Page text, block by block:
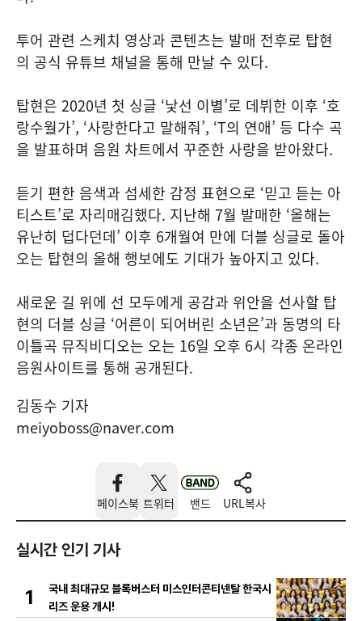
투어 관련 스케치 영상과 콘텐츠는 발매 전후로 탑현
의 공식 유튜브 채널을 통해 만날 수 있다.
탑현은 2020년 첫 싱글 ‘낯선 이별’로 데뷔한 이후 ‘호
랑수월가’, ‘사랑한다고 말해줘’, ‘T의 연애’ 등 다수 곡
을 발표하며 음원 차트에서 꾸준한 사랑을 받아왔다.
듣기 편한 음색과 섬세한 감정 표현으로 ‘믿고 듣는 아
티스트’로 자리매김했다. 지난해 7월 발매한 ‘올해는
유난히 덥다던데’ 이후 6개월여 만에 더블 싱글로 돌아
오는 탑현의 올해 행보에도 기대가 높아지고 있다.
새로운 길 위에 선 모두에게 공감과 위안을 선사할 탑
현의 더블 싱글 ‘어른이 되어버린 소년은’과 동명의 타
이틀곡 뮤직비디오는 오는 16일 오후 6시 각종 온라인
음원사이트를 통해 공개된다.
김동수 기자
meiyoboss@naver.com
페이스북 트위터 밴드 URL복사
실시간 인기 기사
1
국내 최대규모 블록버스터 미스인터콘티넨탈 한국시
리즈 운용 개시!